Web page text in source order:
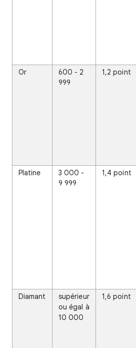
Or
600 - 2
999
1,2 point
Platine
3 000 -
9 999
1,4 point
Diamant
supérieur
ou égal à
10 000
1,6 point